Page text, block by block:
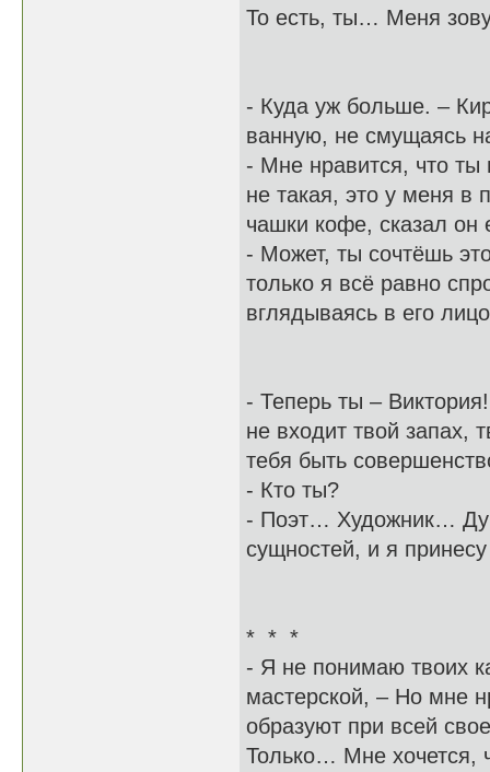
То есть, ты… Меня
- Куда уж больше. –
ванную, не смущаясь
- Мне нравится, что ты
не такая, это у меня в
чашки кофе, сказал он
- Может, ты сочтёшь
только я всё равно
вглядываясь в его
- Теперь ты –
не входит твой запах,
тебя быть
- Кто ты?
- Поэт… Художник…
сущностей, и я
* * *
- Я не понимаю твоих
мастерской, – Но мне
образуют при всей
Только… Мне хочется,